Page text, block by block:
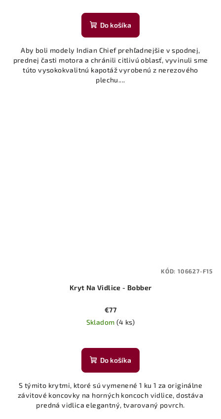
Do košíka
Aby boli modely Indian Chief prehľadnejšie v spodnej,
prednej časti motora a chránili citlivú oblasť, vyvinuli sme
túto vysokokvalitnú kapotáž vyrobenú z nerezového
plechu....
Kryt Na Vidlice - Bobber
€77
Skladom (4 ks)
Do košíka
S týmito krytmi, ktoré sú vymenené 1 ku 1 za originálne
závitové koncovky na horných koncoch vidlice, dostáva
predná vidlica elegantný, tvarovaný povrch.
KÓD: 106627-F15